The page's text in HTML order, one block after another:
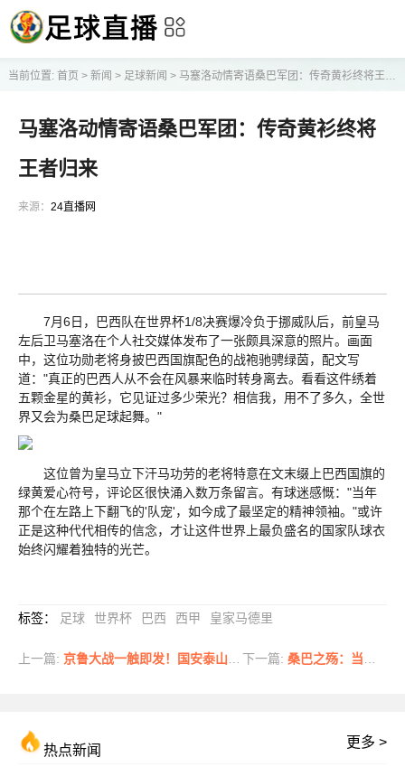
当前位置: 首页 > 新闻 > 足球新闻 > 马塞洛动情寄语桑巴军团：传奇黄衫终将王者归来
马塞洛动情寄语桑巴军团：传奇黄衫终将
王者归来
来源： 24直播网
7月6日，巴西队在世界杯1/8决赛爆冷负于挪威队后，前皇马
左后卫马塞洛在个人社交媒体发布了一张颇具深意的照片。画面
中，这位功勋老将身披巴西国旗配色的战袍驰骋绿茵，配文写
道："真正的巴西人从不会在风暴来临时转身离去。看看这件绣着
五颗金星的黄衫，它见证过多少荣光？相信我，用不了多久，全世
界又会为桑巴足球起舞。"
这位曾为皇马立下汗马功劳的老将特意在文末缀上巴西国旗的
绿黄爱心符号，评论区很快涌入数万条留言。有球迷感慨："当年
那个在左路上下翻飞的'队宠'，如今成了最坚定的精神领袖。"或许
正是这种代代相传的信念，才让这件世界上最负盛名的国家队球衣
始终闪耀着独特的光芒。
标签： 足球 世界杯 巴西 西甲 皇家马德里
上一篇: 京鲁大战一触即发！国安泰山亮出最强阵 张玉宁领衔五外援对决 下一篇: 桑巴之殇：当足球王国再次梦断世界杯
热点新闻
更多 >